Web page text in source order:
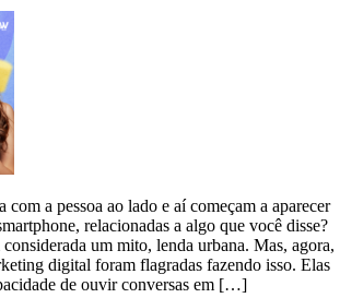
com a pessoa ao lado e aí começam a aparecer
relacionadas a algo que você disse?
um mito, lenda urbana. Mas, agora,
digital foram flagradas fazendo isso. Elas
de ouvir conversas em […]